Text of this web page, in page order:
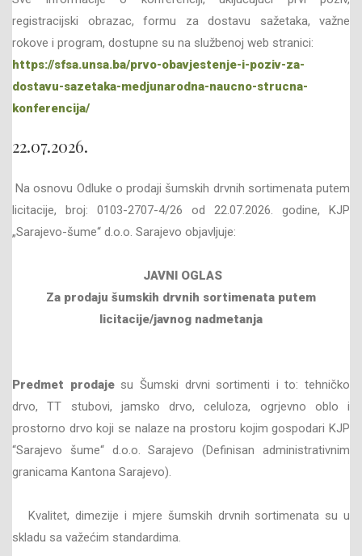
registracijski obrazac, formu za dostavu sažetaka, važne
rokove i program, dostupne su na službenoj web stranici:
https://sfsa.unsa.ba/prvo-obavjestenje-i-poziv-za-
dostavu-sazetaka-medjunarodna-naucno-strucna-
konferencija/
22.07.2026.
Na osnovu Odluke o prodaji šumskih drvnih sortimenata putem
licitacije, broj: 0103-2707-4/26 od 22.07.2026. godine, KJP
„Sarajevo-šume“ d.o.o. Sarajevo objavljuje:
JAVNI OGLAS
Za prodaju šumskih drvnih sortimenata putem
licitacije/javnog nadmetanja
Predmet prodajesu Šumski drvni sortimenti i to: tehničko
drvo, TT stubovi, jamsko drvo, celuloza, ogrjevno oblo i
prostorno drvo koji se nalaze na prostoru kojim gospodari KJP
“Sarajevo šume“ d.o.o. Sarajevo (Definisan administrativnim
granicama Kantona Sarajevo).
Kvalitet, dimezije i mjere šumskih drvnih sortimenata su u
skladu sa važećim standardima.